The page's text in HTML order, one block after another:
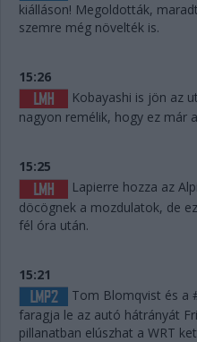
kiálláson! Megoldották,
szemre még növelték is.
15:26
Kobayashi is jön az
nagyon remélik, hogy ez már
15:25
Lapierre hozza az
döcögnek a mozdulatok, de
fél óra után.
15:21
Tom Blomqvist és a
faragja le az autó hátrányát
pillanatban elúszhat a WRT